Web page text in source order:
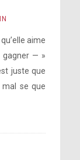
aime
gagner — »
juste que
se que